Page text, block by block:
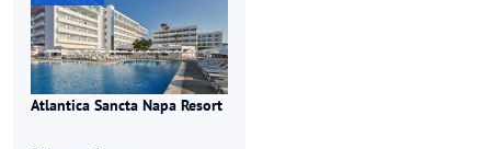
Atlantica Sancta Napa Resort